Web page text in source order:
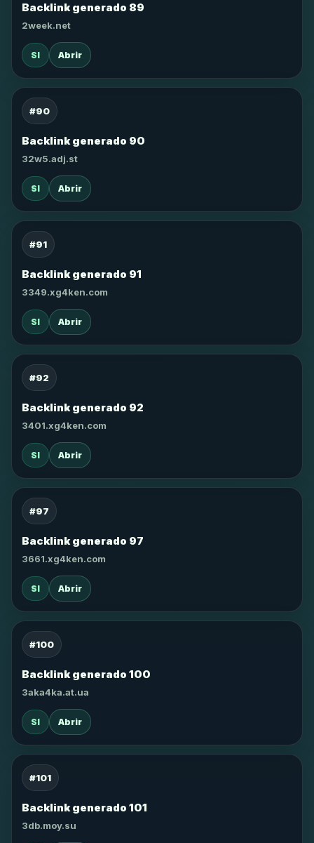
Backlink generado 89
2week.net
SI Abrir
#90
Backlink generado 90
32w5.adj.st
SI Abrir
#91
Backlink generado 91
3349.xg4ken.com
SI Abrir
#92
Backlink generado 92
3401.xg4ken.com
SI Abrir
#97
Backlink generado 97
3661.xg4ken.com
SI Abrir
#100
Backlink generado 100
3aka4ka.at.ua
SI Abrir
#101
Backlink generado 101
3db.moy.su